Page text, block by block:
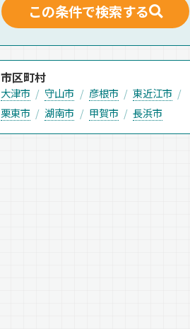
この条件で検索する
市区町村
大津市 守山市 彦根市
東近江市
栗東市
湖南市 甲賀市 長浜市